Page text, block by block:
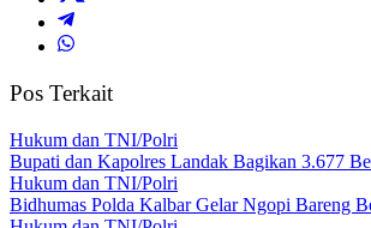
Pos Terkait
Hukum dan TNI/Polri
Bupati dan Kapolres Landak Bagikan 3.677
Hukum dan TNI/Polri
Bidhumas Polda Kalbar Gelar Ngopi Bareng